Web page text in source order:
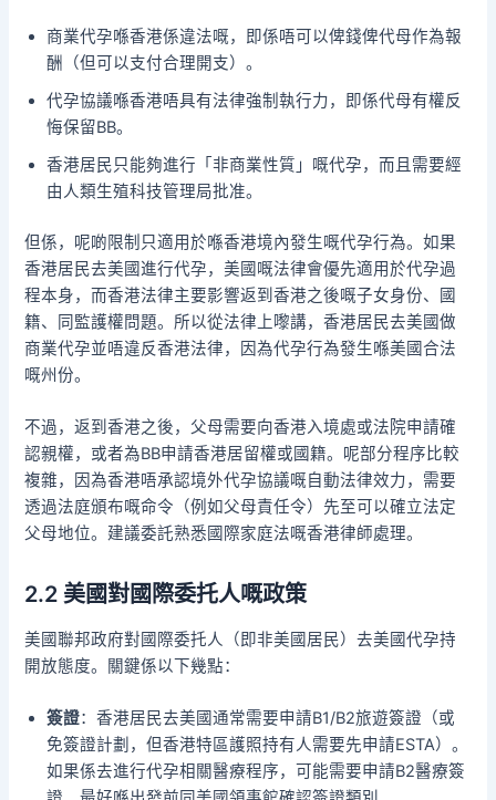
商業代孕喺香港係違法嘅，即係唔可以俾錢俾代母作為報
酬（但可以支付合理開支）。
代孕協議喺香港唔具有法律強制執行力，即係代母有權反
悔保留BB。
香港居民只能夠進行「非商業性質」嘅代孕，而且需要經
由人類生殖科技管理局批准。
但係，呢啲限制只適用於喺香港境內發生嘅代孕行為。如果
香港居民去美國進行代孕，美國嘅法律會優先適用於代孕過
程本身，而香港法律主要影響返到香港之後嘅子女身份、國
籍、同監護權問題。所以從法律上嚟講，香港居民去美國做
商業代孕並唔違反香港法律，因為代孕行為發生喺美國合法
嘅州份。
不過，返到香港之後，父母需要向香港入境處或法院申請確
認親權，或者為BB申請香港居留權或國籍。呢部分程序比較
複雜，因為香港唔承認境外代孕協議嘅自動法律效力，需要
透過法庭頒布嘅命令（例如父母責任令）先至可以確立法定
父母地位。建議委託熟悉國際家庭法嘅香港律師處理。
2.2 美國對國際委托人嘅政策
美國聯邦政府對國際委托人（即非美國居民）去美國代孕持
開放態度。關鍵係以下幾點：
簽證：香港居民去美國通常需要申請B1/B2旅遊簽證（或
免簽證計劃，但香港特區護照持有人需要先申請ESTA）。
如果係去進行代孕相關醫療程序，可能需要申請B2醫療簽